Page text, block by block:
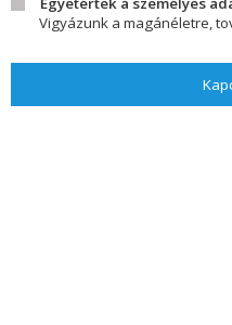
Vigyázunk a magánéletre,